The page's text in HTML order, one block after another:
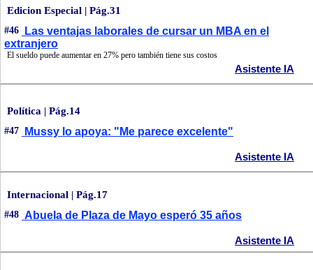
Edicion Especial | Pág.31
#46
Las ventajas laborales de cursar un MBA en el
extranjero
El sueldo puede aumentar en 27% pero también tiene sus costos
Asistente IA
Política | Pág.14
#47 Mussy lo apoya: "Me parece excelente"
Asistente IA
Internacional | Pág.17
#48 Abuela de Plaza de Mayo esperó 35 años
Asistente IA